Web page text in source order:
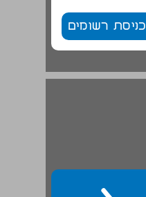
כניסת רשומים